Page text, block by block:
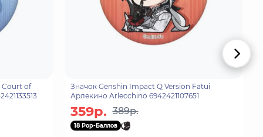
Court of
Значок Genshin Impact Q Version Fatui
Арлекино Arlecchino 6942421107651
359р. 389р.
18 Pop-Баллов